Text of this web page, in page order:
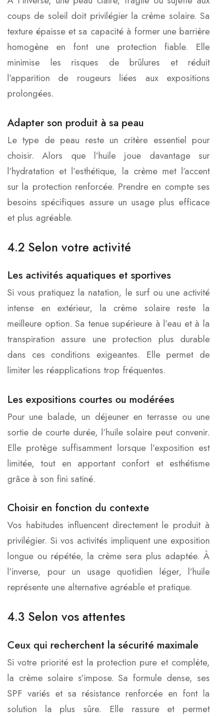
coups de soleil doit privilégier la crème solaire. Sa
texture épaisse et sa capacité à former une barrière
homogène en font une protection fiable. Elle
minimise les risques de brûlures et réduit
l’apparition de rougeurs liées aux expositions
prolongées.
Adapter son produit à sa peau
Le type de peau reste un critère essentiel pour
choisir. Alors que l’huile joue davantage sur
l’hydratation et l’esthétique, la crème met l’accent
sur la protection renforcée. Prendre en compte ses
besoins spécifiques assure un usage plus efficace
et plus agréable.
4.2 Selon votre activité
Les activités aquatiques et sportives
Si vous pratiquez la natation, le surf ou une activité
intense en extérieur, la crème solaire reste la
meilleure option. Sa tenue supérieure à l’eau et à la
transpiration assure une protection plus durable
dans ces conditions exigeantes. Elle permet de
limiter les réapplications trop fréquentes.
Les expositions courtes ou modérées
Pour une balade, un déjeuner en terrasse ou une
sortie de courte durée, l’huile solaire peut convenir.
Elle protège suffisamment lorsque l’exposition est
limitée, tout en apportant confort et esthétisme
grâce à son fini satiné.
Choisir en fonction du contexte
Vos habitudes influencent directement le produit à
privilégier. Si vos activités impliquent une exposition
longue ou répétée, la crème sera plus adaptée. À
l’inverse, pour un usage quotidien léger, l’huile
représente une alternative agréable et pratique.
4.3 Selon vos attentes
Ceux qui recherchent la sécurité maximale
Si votre priorité est la protection pure et complète,
la crème solaire s’impose. Sa formule dense, ses
SPF variés et sa résistance renforcée en font la
solution la plus sûre. Elle rassure et permet